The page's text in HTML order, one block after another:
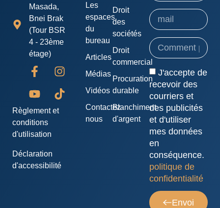
Masada,
Bnei Brak
(Tour BSR
4 - 23ème
étage)
Règlement et
conditions
d'utilisation
Déclaration
d'accessibilité
Les
espaces
du
bureau
Articles
Médias
Vidéos
Contactez-
nous
Droit
des
sociétés
Droit
commercial
Procuration
durable
Blanchiment
d'argent
J'accepte de
recevoir des
courriers et
des publicités
et d'utiliser
mes données
en
conséquence.
politique de
confidentialité
Envoi